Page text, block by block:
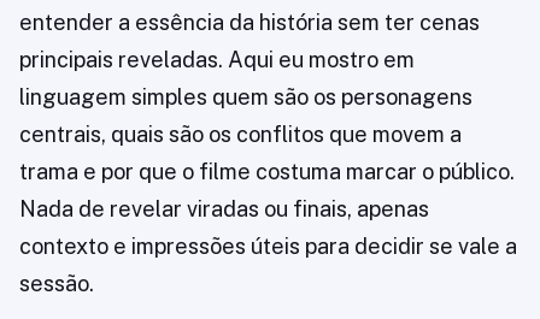
entender a essência da história sem ter cenas
principais reveladas. Aqui eu mostro em
linguagem simples quem são os personagens
centrais, quais são os conflitos que movem a
trama e por que o filme costuma marcar o público.
Nada de revelar viradas ou finais, apenas
contexto e impressões úteis para decidir se vale a
sessão.